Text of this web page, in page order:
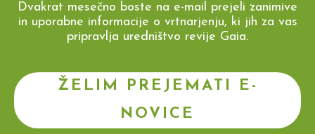
Dvakrat mesečno boste na e-mail prejeli zanimive
in uporabne informacije o vrtnarjenju, ki jih za vas
pripravlja uredništvo revije Gaia.
ŽELIM PREJEMATI E-
NOVICE